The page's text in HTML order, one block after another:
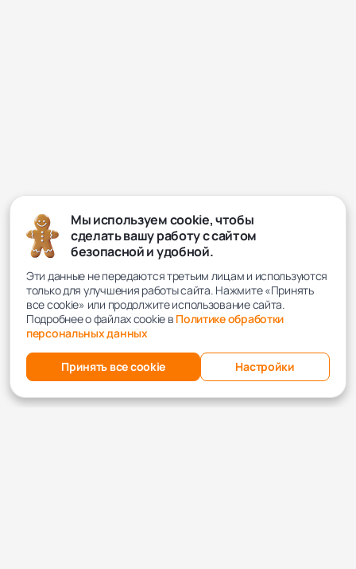
Мы используем cookie, чтобы
сделать вашу работу с сайтом
безопасной и удобной.
Эти данные не передаются третьим лицам и используются
только для улучшения работы сайта. Нажмите «Принять
все cookie» или продолжите использование сайта.
Подробнее о файлах cookie в Политике обработки
персональных данных
Принять все cookie Настройки